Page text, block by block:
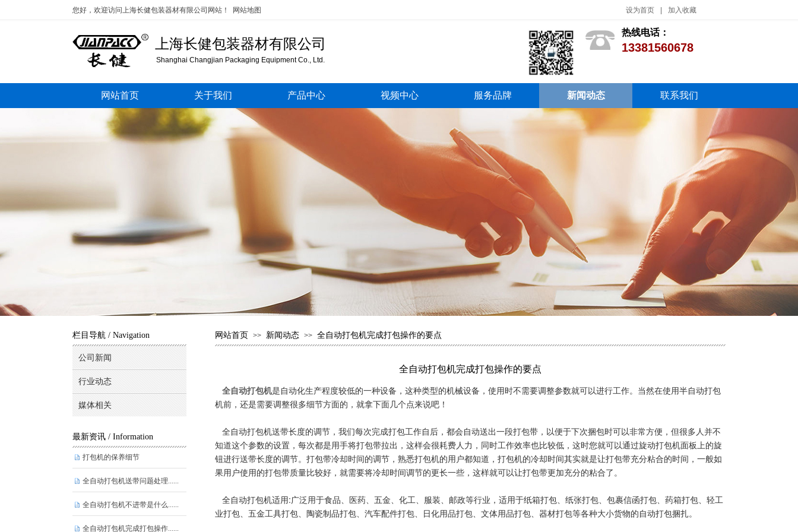
上海长健包装器材有限公司
Shanghai Changjian Packaging Equipment Co., Ltd.
热线电话：
13381560678
设为首页 加入收藏
您好，欢迎访问上海长健包装器材有限公司网站！ 网站地图
网站首页 关于我们 产品中心 视频中心 服务品牌 新闻动态 联系我们
栏目导航 / Navigation 网站首页 >> 新闻动态 >> 全自动打包机完成打包操作的要点
公司新闻
行业动态
媒体相关
全自动打包机完成打包操作的要点
全自动打包机是自动化生产程度较低的一种设备，这种类型的机械设备，使用时不需要调整参数就可以进行工作。当然在使用半自动打包
机前，还是需要调整很多细节方面的，就拿下面几个点来说吧！
全自动打包机送带长度的调节，我们每次完成打包工作自后，都会自动送出一段打包带，以便于下次捆包时可以非常方便，但很多人并不
知道这个参数的设置，每次都是用手将打包带拉出，这样会很耗费人力，同时工作效率也比较低，这时您就可以通过旋动打包机面板上的旋
钮进行送带长度的调节。打包带冷却时间的调节，熟悉打包机的用户都知道，打包机的冷却时间其实就是让打包带充分粘合的时间，一般如
果用户使用的打包带质量比较好，就需要将冷却时间调节的更长一些，这样就可以让打包带更加充分的粘合了。
全自动打包机适用:广泛用于食品、医药、五金、化工、服装、邮政等行业，适用于纸箱打包、纸张打包、包裹信函打包、药箱打包、轻工
业打包、五金工具打包、陶瓷制品打包、汽车配件打包、日化用品打包、文体用品打包、器材打包等各种大小货物的自动打包捆扎。
最新资讯 / Information
打包机的保养细节
全自动打包机送带问题处理......
全自动打包机不进带是什么......
全自动打包机完成打包操作......